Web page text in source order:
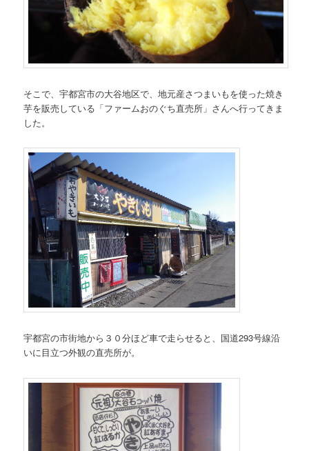
そこで、宇都宮市の大谷地区で、地元産さつまいもを使った焼き
芋を販売している「ファームおのぐち直売所」さんへ行ってきま
した。
宇都宮の市街地から３０分ほど車で走らせると、国道293号線沿
いに目立つ外観の直売所が。